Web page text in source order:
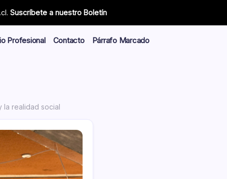
Suscríbete a nuestro Boletín
Profesional Contacto
Párrafo Marcado
la realidad social